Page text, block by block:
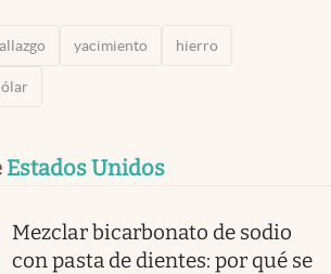
yacimiento hierro
Estados Unidos
Mezclar bicarbonato de sodio
con pasta de dientes: por qué se